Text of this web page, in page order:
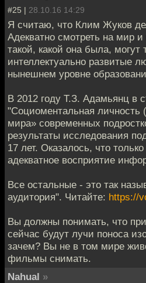
#25 | 28.10.16 14:29
Я считаю, что Клим Жуков
Адекватно смотреть на мир
такой, какой она была, могут
интеллектуально развитые
нынешнем уровне
В 2012 году Т.З. Адамьянц в
"Социоментальная личность
мира» современных
результаты исследования
17 лет. Оказалось, что
адекватное восприятие
Все остальные - это так
аудитория". Читайте: https://
Вы должны понимать, что
сейчас будут лучи поноса
зачем? Вы не в том мире
фильмы снимать.
Nahual »